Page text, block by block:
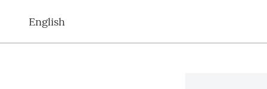
English